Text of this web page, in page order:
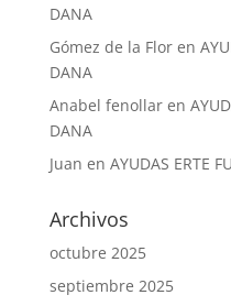
DANA
Gómez de la Floren
DANA
Anabel fenollaren
DANA
Juan en AYUDAS ERTE
Archivos
octubre 2025
septiembre 2025